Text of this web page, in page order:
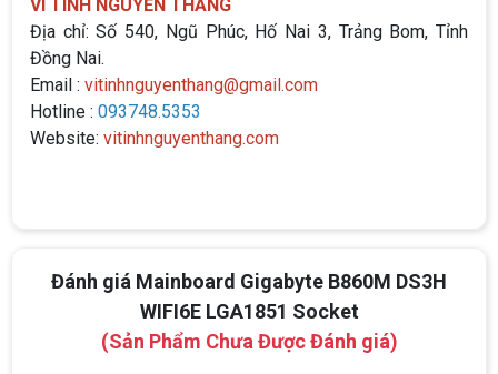
VI TÍNH NGUYỄN THẮNG
Địa chỉ: Số 540, Ngũ Phúc, Hố Nai 3, Trảng Bom, Tỉnh
Đồng Nai.
Email : vitinhnguyenthang@gmail.com
Hotline : 093748.5353
Website: vitinhnguyenthang.com
Đánh giá Mainboard Gigabyte B860M DS3H
WIFI6E LGA1851 Socket
(Sản Phẩm Chưa Được Đánh giá)